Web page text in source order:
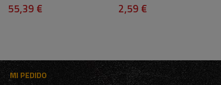
55,39 € 2,59 €
MI PEDIDO